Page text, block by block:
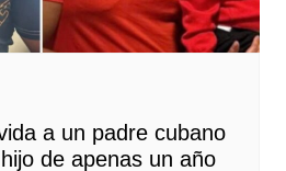
a un padre cubano
de apenas un año